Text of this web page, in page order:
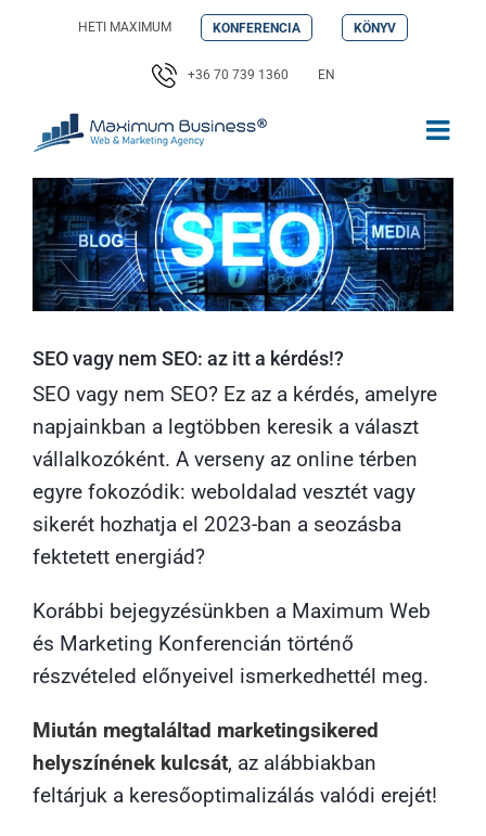
HETI MAXIMUM KONFERENCIA KÖNYV
+36 70 739 1360 EN
SEO vagy nem SEO: az itt a kérdés!?
SEO vagy nem SEO? Ez az a kérdés, amelyre
napjainkban a legtöbben keresik a választ
vállalkozóként. A verseny az online térben
egyre fokozódik: weboldalad vesztét vagy
sikerét hozhatja el 2023-ban a seozásba
fektetett energiád?
Korábbi bejegyzésünkben a Maximum Web
és Marketing Konferencián történő
részvételed előnyeivel ismerkedhettél meg.
Miután megtaláltad marketingsikered
helyszínének kulcsát, az alábbiakban
feltárjuk a keresőoptimalizálás valódi erejét!